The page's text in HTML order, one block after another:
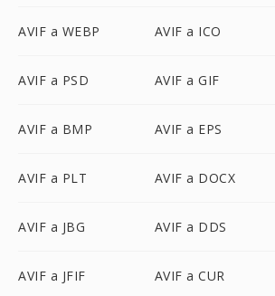
AVIF a WEBP AVIF a ICO
AVIF a PSD AVIF a GIF
AVIF a BMP AVIF a EPS
AVIF a PLT AVIF a DOCX
AVIF a JBG AVIF a DDS
AVIF a JFIF AVIF a CUR